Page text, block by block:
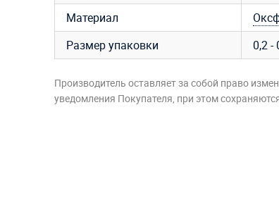
Материал
Размер упаковки
0,2 -
Производитель оставляет за собой право
уведомления Покупателя, при этом